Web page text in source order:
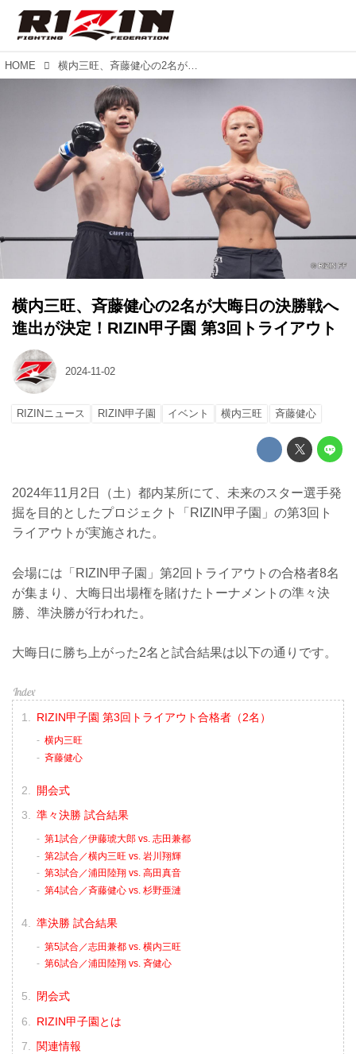
HOME 横内三旺、⻫藤健心の2名が大晦日の決勝戦へ進出が決定！RIZIN甲子園 第3回トライアウト
横内三旺、⻫藤健心の2名が大晦日の決勝戦へ
進出が決定！RIZIN甲子園 第3回トライアウト
2024-11-02
RIZINニュース RIZIN甲子園 イベント 横内三旺 ⻫藤健心
2024年11月2日（土）都内某所にて、未来のスター選手発
掘を目的としたプロジェクト「RIZIN甲子園」の第3回ト
ライアウトが実施された。
会場には「RIZIN甲子園」第2回トライアウトの合格者8名
が集まり、大晦日出場権を賭けたトーナメントの準々決
勝、準決勝が行われた。
大晦日に勝ち上がった2名と試合結果は以下の通りです。
RIZIN甲子園 第3回トライアウト合格者（2名）
横内三旺
⻫藤健心
開会式
準々決勝 試合結果
第1試合／伊藤琥大郎 vs. 志田兼都
第2試合／横内三旺 vs. 岩川翔輝
第3試合／浦田陸翔 vs. 高田真音
第4試合／⻫藤健心 vs. 杉野亜漣
準決勝 試合結果
第5試合／志田兼都 vs. 横内三旺
第6試合／浦田陸翔 vs. 斉健心
閉会式
RIZIN甲子園とは
関連情報